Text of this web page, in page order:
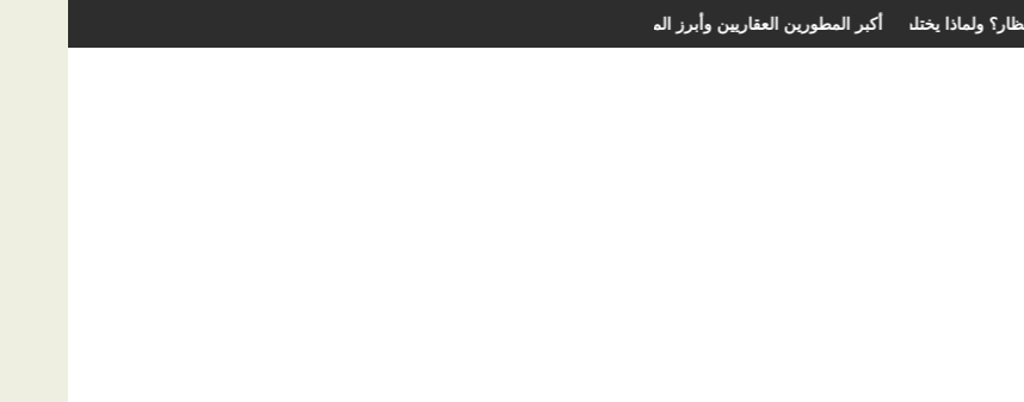
أفضل شركات التطوير العقاري في مصر من URE | أكبر المطورين العقاريين وأبرز المشروعاتالغضروفي بالمنظار؟ ولماذا يختلف من مريض لآخر؟